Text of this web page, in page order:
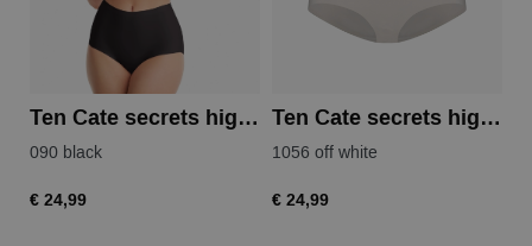
Ten Cate secrets high waist
090 black
€ 24,99
Ten Cate secrets high waist
1056 off white
€ 24,99